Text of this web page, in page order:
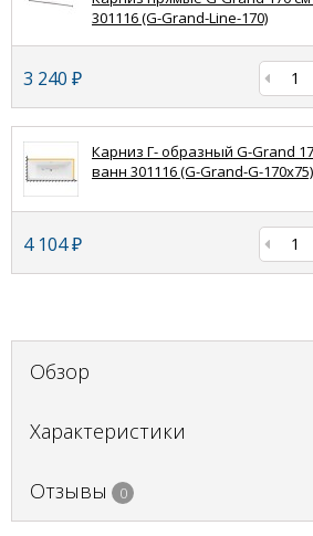
301116 (G-Grand-Line-170)
3 240 ₽
Карниз Г- образный G-Grand
ванн 301116 (G-Grand-G-170x75)
4 104₽
Обзор
Характеристики
Отзывы 0